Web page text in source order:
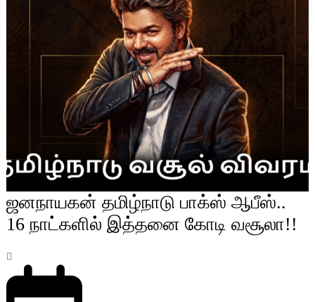
ஜனநாயகன் தமிழ்நாடு பாக்ஸ் ஆபீஸ்..
16 நாட்களில் இத்தனை கோடி வசூலா!!